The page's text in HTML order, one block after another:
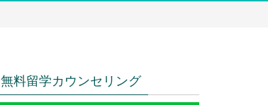
無料留学カウンセリング